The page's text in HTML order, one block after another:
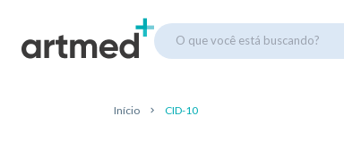
O que você está buscando?
Início CID-10